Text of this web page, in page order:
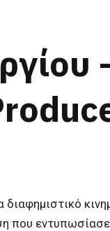
διαφημιστικό
που εντυπωσίασε